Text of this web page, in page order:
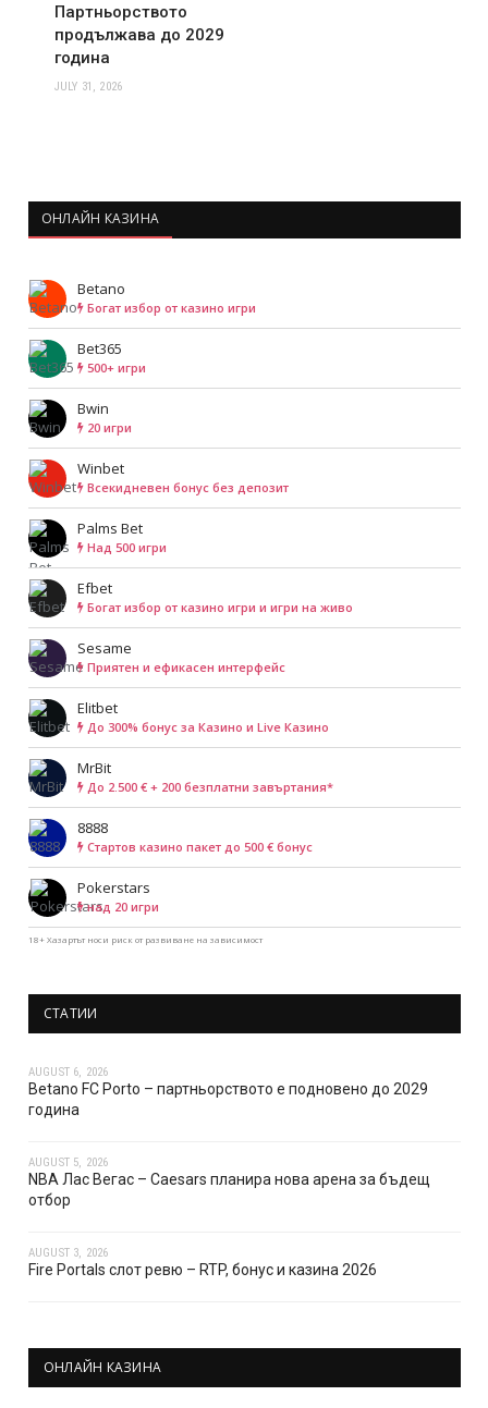
Партньорството
продължава до 2029
година
JULY 31, 2026
ОНЛАЙН КАЗИНА
Betano
Богат избор от казино игри
Bet365
500+ игри
Bwin
20 игри
Winbet
Всекидневен бонус без депозит
Palms Bet
Над 500 игри
Efbet
Богат избор от казино игри и игри на живо
Sesame
Приятен и ефикасен интерфейс
Elitbet
До 300% бонус за Казино и Live Казино
MrBit
До 2.500 € + 200 безплатни завъртания*
8888
Cтартов казино пакет до 500 € бонус
Pokerstars
над 20 игри
18+ Хазартът носи риск от развиване на зависимост
СТАТИИ
AUGUST 6, 2026
Betano FC Porto – партньорството е подновено до 2029
година
AUGUST 5, 2026
NBA Лас Вегас – Caesars планира нова арена за бъдещ
отбор
AUGUST 3, 2026
Fire Portals слот ревю – RTP, бонус и казина 2026
ОНЛАЙН КАЗИНА